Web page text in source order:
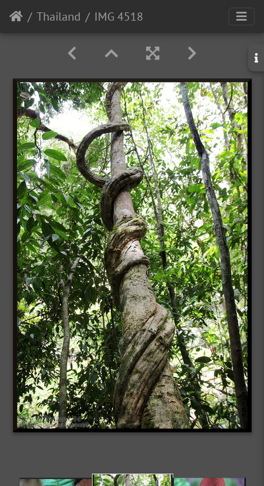
Thailand IMG 4518